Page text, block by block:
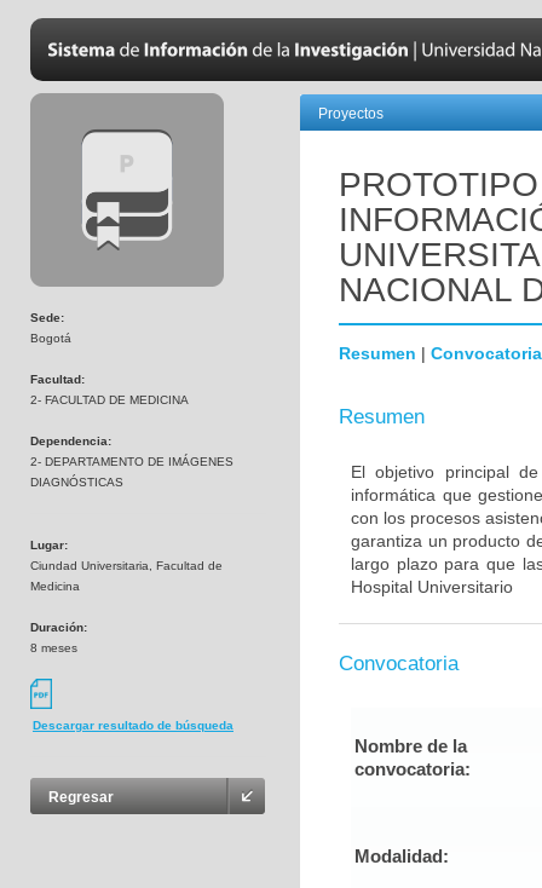
Sede:
Bogotá
Facultad:
2- FACULTAD DE MEDICINA
Dependencia:
2- DEPARTAMENTO DE IMÁGENES
DIAGNÓSTICAS
Lugar:
Ciundad Universitaria, Facultad de
Medicina
Duración:
8 meses
Descargar resultado de búsqueda
Regresar
Proyectos
NACIONAL
Resumen | Convocatoria
Resumen
El objetivo principal
informática que
con los procesos
garantiza un producto
largo plazo para que
Hospital Universitario
Convocatoria
Nombre de la
convocatoria:
Modalidad: